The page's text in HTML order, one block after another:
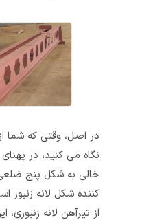
در اصل، وقتی که شما از روبه‌
نگاه می‌ کنید، در پهنای جان آن،
خالی به شکل پنج‌ ضلعی می
کننده‌ شکل لانه‌ زنبور است. هدف
از تیرآهن لانه‌ زنبوری، این است که